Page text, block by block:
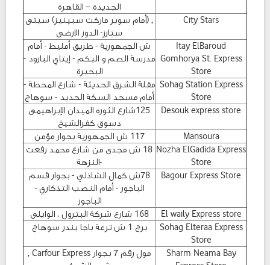
الجديدة – القاهرة
City Stars
, (أمام سوبر ماركت سبينيز) سيتى
ستارز- الدور الارضى
Itay ElBaroud
Gomhorya St. Express
Store
ش الجمهورية - طريق أمليط - أمام
مدرسة الصم و البكم - إيتاي البارود -
البحيرة
Sohag Station Express
Store
مقلة الشرق الحديثة - شارع المحطة -
أمام مسجد السكة الحديد - سوهاج
Desouk express store
125شارع الثوره الميدان الإبراهيمى
دسوق كفرالشيخ
Mansoura
117 ش الجمهورية بجوار مؤمن
Nozha ElGadida Express
Store
18 ش مجدى من شارع محمد رفعت
-النزهة
Bagour Express Store
78ش كمال الشاذلي - بجوار قسم
الباجور - أمام النصب التذكاري -
الباجور
El waily Express store
168 شارع شركة البترول ، الوايلى
Sohag Elteraa Express
Store
برج 1 ش ترعة باجا بندر سوهاج
Sharm Neama Bay
مول رقم 7 بجوار Carfour Express ,